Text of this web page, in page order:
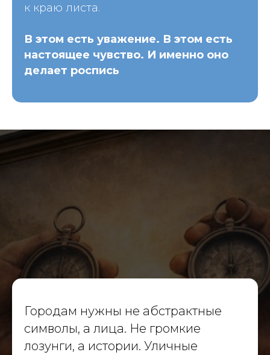
к краю листа.
В этом есть уважение. В этом есть
настоящее чувство. И именно оно
делает роспись
Городам нужны не абстрактные
символы, а лица. Не громкие
лозунги, а истории. Уличные
Масштабные проекты
для государства и бизнеса
О компании
Портфолио
Услуги